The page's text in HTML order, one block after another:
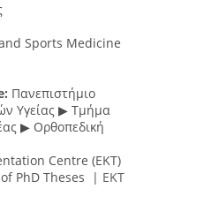
Sports Medicine
Πανεπιστήμιο
Υγείας ▶ Τμήμα
▶ Ορθοπεδική
Centre (EKT)
PhD Theses | ΕΚΤ